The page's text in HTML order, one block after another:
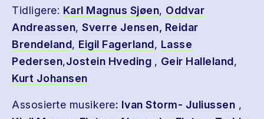
Tidligere: Karl Magnus Sjøen, Oddvar
Andreassen, Sverre Jensen, Reidar
Brendeland, Eigil Fagerland, Lasse
Pedersen,Jostein Hveding , Geir Halleland,
Kurt Johansen
Assosierte musikere: Ivan Storm- Juliussen ,